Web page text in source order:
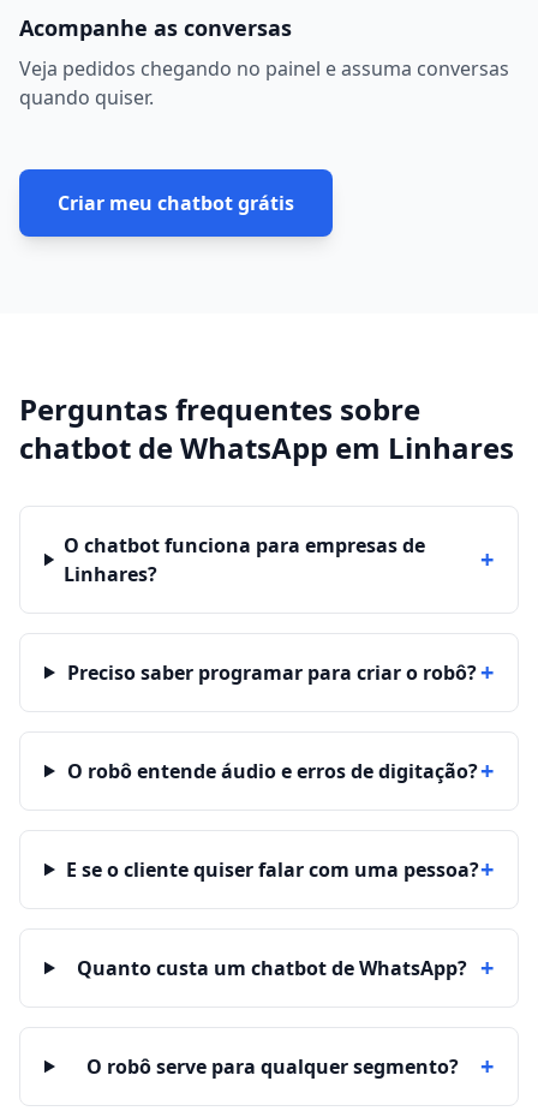
Acompanhe as conversas
Veja pedidos chegando no painel e assuma conversas
quando quiser.
Criar meu chatbot grátis
Perguntas frequentes sobre
chatbot de WhatsApp em Linhares
O chatbot funciona para empresas de
Linhares?
+
Preciso saber programar para criar o robô?+
O robô entende áudio e erros de digitação?+
E se o cliente quiser falar com uma pessoa?+
Quanto custa um chatbot de WhatsApp? +
O robô serve para qualquer segmento? +